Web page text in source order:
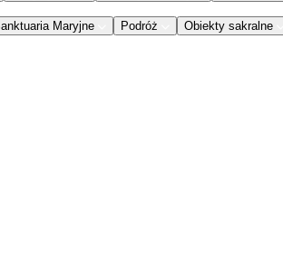
Maryjne Podróż Obiekty sakralne